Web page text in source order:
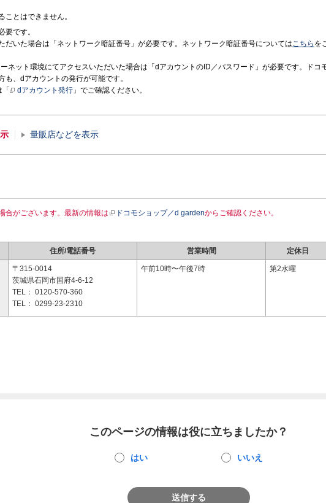
ことはできません。
要です。
だいた場合は「ネットワーク暗証番号」が必要です。ネットワーク暗証番号についてはこちら を
ネット環境にてアクセスいただいた場合は「dアカウントのID／パスワード」が必要です。ドコ
も、dアカウントの発行が可能です。
dアカウント発行 」でご確認ください。
量販店などを表示
合がございます。最新の情報は ドコモショップ／d gardenからご確認ください。
住所/電話番号 営業時間 定休日
〒315-0014
茨城県石岡市国府4-6-12
TEL： 0120-570-360
TEL： 0299-23-2310
午前10時〜午後7時 第2水曜
このページの情報は役に立ちましたか？
はい いいえ
送信する